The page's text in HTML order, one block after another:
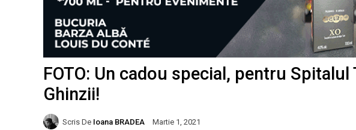
FOTO: Un cadou special, pentru Spitalul
Ghinzii!
Scris De Ioana BRADEA Martie 1, 2021